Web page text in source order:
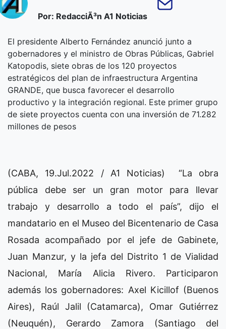
Por: RedacciÃ³n A1 Noticias
El presidente Alberto Fernández anunció junto a
gobernadores y el ministro de Obras Públicas, Gabriel
Katopodis, siete obras de los 120 proyectos
estratégicos del plan de infraestructura Argentina
GRANDE, que busca favorecer el desarrollo
productivo y la integración regional. Este primer grupo
de siete proyectos cuenta con una inversión de 71.282
millones de pesos
(CABA, 19.Jul.2022 / A1 Noticias) “La obra
pública debe ser un gran motor para llevar
trabajo y desarrollo a todo el país”, dijo el
mandatario en el Museo del Bicentenario de Casa
Rosada acompañado por el jefe de Gabinete,
Juan Manzur, y la jefa del Distrito 1 de Vialidad
Nacional, María Alicia Rivero. Participaron
además los gobernadores: Axel Kicillof (Buenos
Aires), Raúl Jalil (Catamarca), Omar Gutiérrez
(Neuquén), Gerardo Zamora (Santiago del